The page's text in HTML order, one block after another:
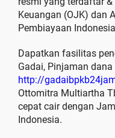
Keuangan (OJK) dan
Pembiayaan
Dapatkan fasilitas
Gadai, Pinjaman
http://
Ottomitra Multiartha
cepat cair dengan
Indonesia.